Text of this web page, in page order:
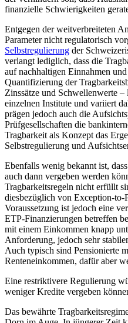
finanzielle Schwierigkeiten
Entgegen der weitverbreiteten
Parameter nicht regulatorisch
Selbstregulierung der
verlangt lediglich, dass die
auf nachhaltigen Einnahmen
Quantifizierung der
Zinssätze und Schwellenwerte
einzelnen Institute und variiert
prägen jedoch auch die
Prüfgesellschaften die
Tragbarkeit als Konzept das
Selbstregulierung und
Ebenfalls wenig bekannt ist,
auch dann vergeben werden
Tragbarkeitsregeln nicht erfüllt
diesbezüglich von
Voraussetzung ist jedoch eine
ETP-Finanzierungen betreffen
mit einem Einkommen knapp
Anforderung, jedoch sehr
Auch typisch sind Pensionierte
Renteneinkommen, dafür aber
Eine restriktivere Regulierung
weniger Kredite vergeben
Das bewährte